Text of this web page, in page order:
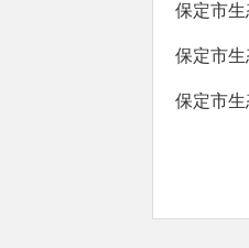
保定市
保定市
保定市